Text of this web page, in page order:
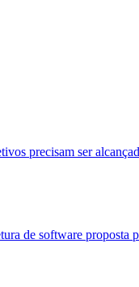
precisam ser
de software